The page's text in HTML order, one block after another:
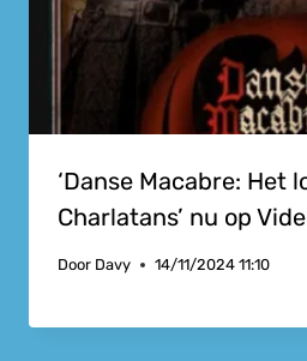
‘Danse Macabre: Het
Charlatans’ nu op
Door Davy 14/11/2024 11:10